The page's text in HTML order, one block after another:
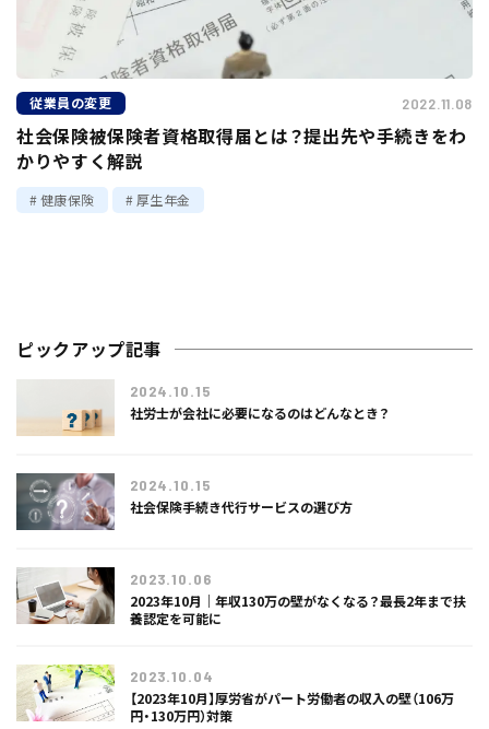
従業員の変更 2022.11.08
社会保険被保険者資格取得届とは？提出先や手続きをわ
かりやすく解説
健康保険 厚生年金
ピックアップ記事
2024.10.15
社労士が会社に必要になるのはどんなとき？
2024.10.15
社会保険手続き代行サービスの選び方
2023.10.06
2023年10月｜年収130万の壁がなくなる？最長2年まで扶
養認定を可能に
2023.10.04
【2023年10月】厚労省がパート労働者の収入の壁（106万
円・130万円）対策